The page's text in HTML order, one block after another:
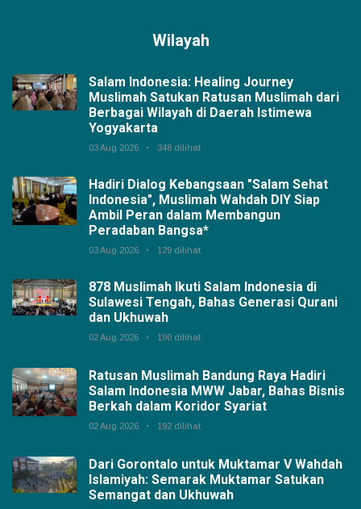
Wilayah
Salam Indonesia: Healing Journey
Muslimah Satukan Ratusan Muslimah dari
Berbagai Wilayah di Daerah Istimewa
Yogyakarta
03 Aug 2026 348 dilihat
Hadiri Dialog Kebangsaan "Salam Sehat
Indonesia", Muslimah Wahdah DIY Siap
Ambil Peran dalam Membangun
Peradaban Bangsa*
03 Aug 2026 129 dilihat
878 Muslimah Ikuti Salam Indonesia di
Sulawesi Tengah, Bahas Generasi Qurani
dan Ukhuwah
02 Aug 2026 190 dilihat
Ratusan Muslimah Bandung Raya Hadiri
Salam Indonesia MWW Jabar, Bahas Bisnis
Berkah dalam Koridor Syariat
02 Aug 2026 192 dilihat
Dari Gorontalo untuk Muktamar V Wahdah
Islamiyah: Semarak Muktamar Satukan
Semangat dan Ukhuwah